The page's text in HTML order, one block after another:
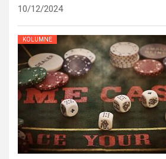
10/12/2024
KOLUMNE